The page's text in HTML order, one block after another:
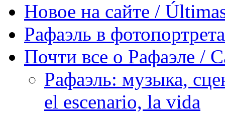
Новое на сайте /
Рафаэль в
Почти все о Рафаэле /
Рафаэль: музыка,
el escenario, la vida